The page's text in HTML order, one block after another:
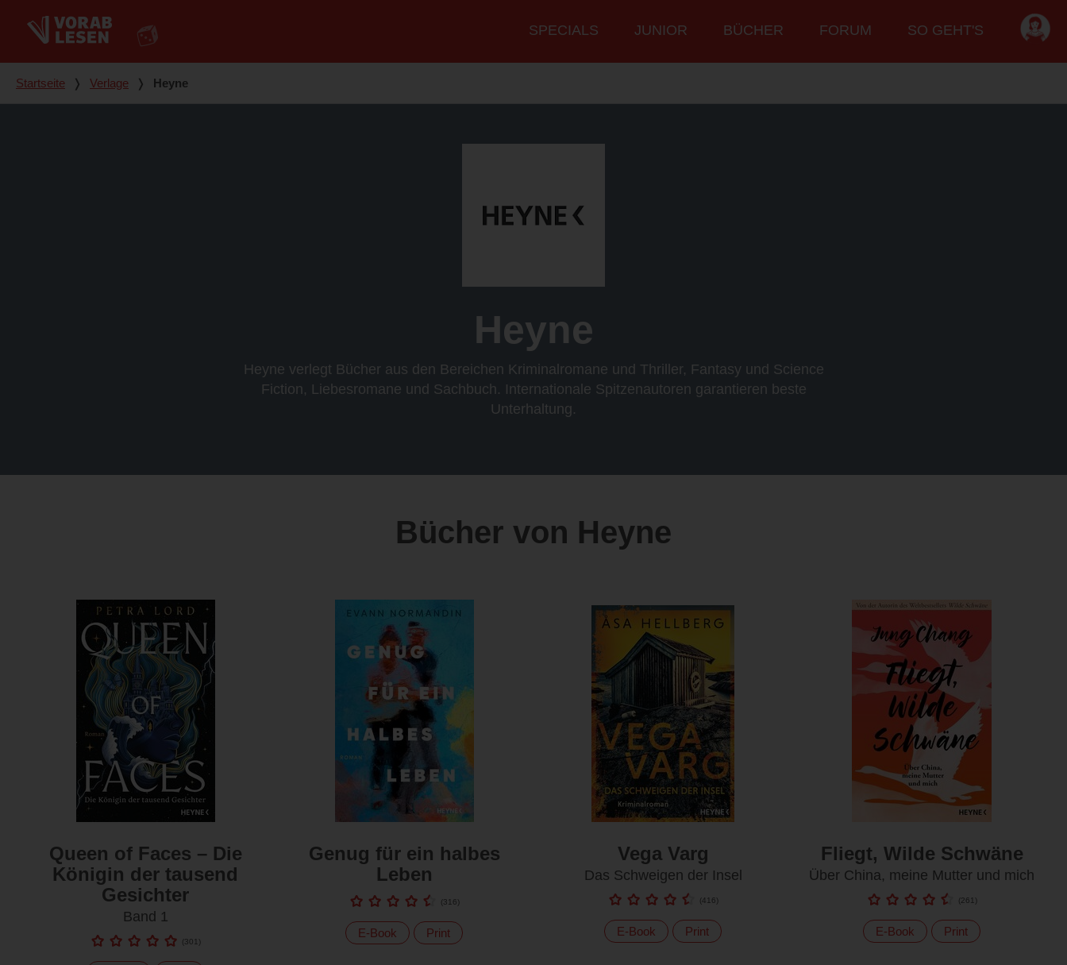
Hauptmenü
SPECIALS JUNIOR BÜCHER FORUM SO GEHT'S
Du bist hier
Startseite ❭ Verlage ❭ Heyne
Heyne
Heyne verlegt Bücher aus den Bereichen Kriminalromane und Thriller, Fantasy und Science
Fiction, Liebesromane und Sachbuch. Internationale Spitzenautoren garantieren beste
Unterhaltung.
Bücher von Heyne
Queen of Faces – Die
Königin der tausend
Gesichter
Band 1
(301 )
Genug für ein halbes
Leben
(316)
E-Book Print
Vega Varg
Das Schweigen der Insel
(416)
E-Book Print
Fliegt, Wilde Schwäne
Über China, meine Mutter und mich
(261 )
E-Book Print